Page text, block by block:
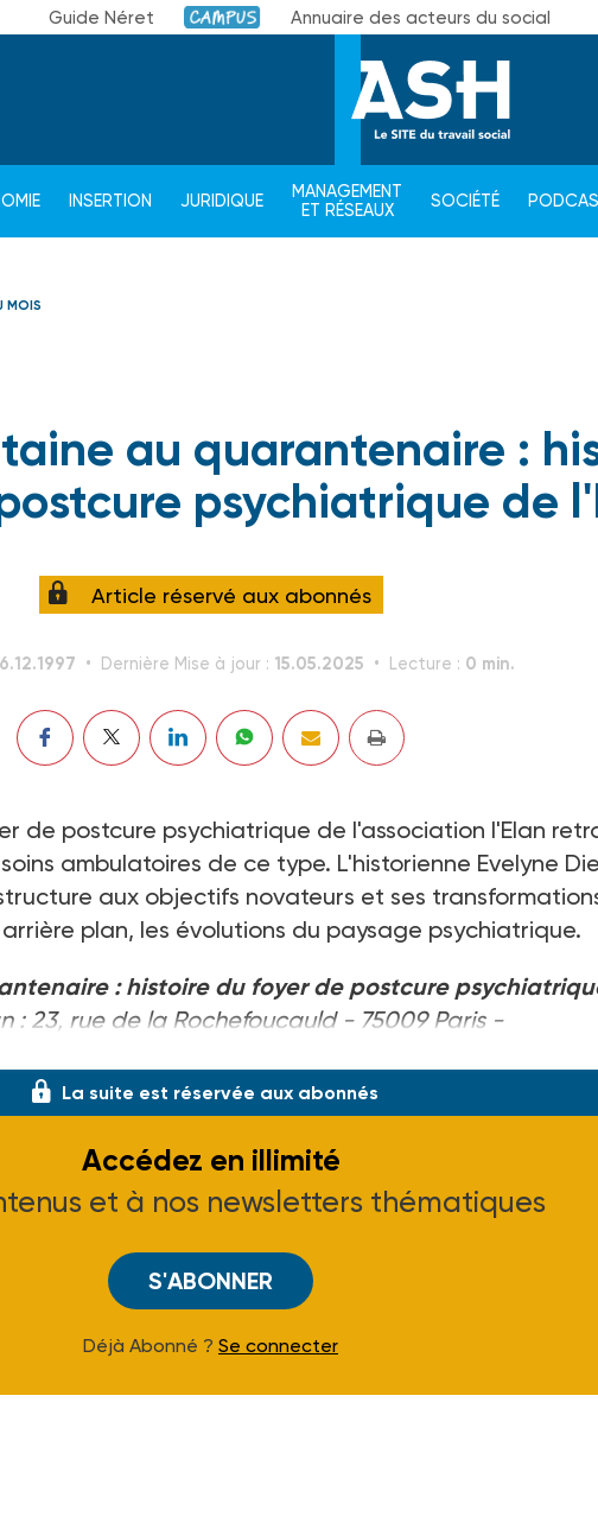
Guide Néret Campus Annuaire des acteurs du social
INSERTION JURIDIQUE
MANAGEMENT
ET RÉSEAUX
SOCIÉTÉ
MOIS
au quarantenaire :
psychiatrique de
Article réservé aux abonnés
Dernière Mise à jour : 15.05.2025 Lecture : 0 min.
de postcure psychiatrique de l'association l'Elan
ambulatoires de ce type. L'historienne Evelyne
aux objectifs novateurs et ses
plan, les évolutions du paysage psychiatrique.
: histoire du foyer de postcure
: 23, rue de la Rochefoucauld - 75009 Paris -
La suite est réservée aux abonnés
Accédez en illimité
et à nos newsletters thématiques
S'ABONNER
Déjà Abonné ? Se connecter